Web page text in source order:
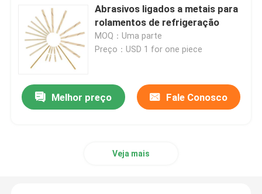
Abrasivos ligados a metais para
rolamentos de refrigeração
MOQ：Uma parte
Preço：USD 1 for one piece
Melhor preço Fale Conosco
Veja mais